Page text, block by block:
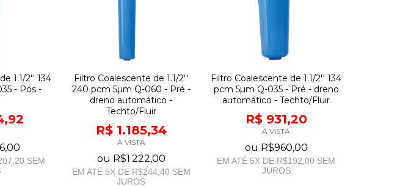
1.1/2'' 134
- Pós -
SEM
Filtro Coalescente de 1.1/2''
240 pcm 5µm Q-060 - Pré -
dreno automático -
Techto/Fluir
R$ 1.185,34
À VISTA
ou R$1.222,00
EM ATÉ 5X DE R$244,40 SEM
JUROS
Filtro Coalescente de 1.1/2'' 134
pcm 5µm Q-035 - Pré - dreno
automático - Techto/Fluir
R$ 931,20
À VISTA
ou R$960,00
EM ATÉ 5X DE R$192,00 SEM
JUROS